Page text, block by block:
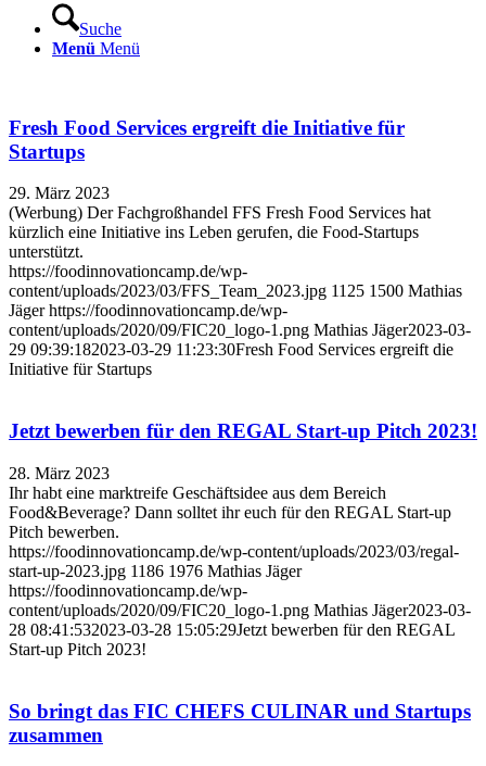
Suche
Menü Menü
Fresh Food Services ergreift die Initiative für
Startups
29. März 2023
(Werbung) Der Fachgroßhandel FFS Fresh Food Services hat
kürzlich eine Initiative ins Leben gerufen, die Food-Startups
unterstützt.
https://foodinnovationcamp.de/wp-
content/uploads/2023/03/FFS_Team_2023.jpg 1125 1500 Mathias
Jäger https://foodinnovationcamp.de/wp-
content/uploads/2020/09/FIC20_logo-1.png Mathias Jäger2023-03-
29 09:39:182023-03-29 11:23:30Fresh Food Services ergreift die
Initiative für Startups
Jetzt bewerben für den REGAL Start-up Pitch 2023!
28. März 2023
Ihr habt eine marktreife Geschäftsidee aus dem Bereich
Food&Beverage? Dann solltet ihr euch für den REGAL Start-up
Pitch bewerben.
https://foodinnovationcamp.de/wp-content/uploads/2023/03/regal-
start-up-2023.jpg 1186 1976 Mathias Jäger
https://foodinnovationcamp.de/wp-
content/uploads/2020/09/FIC20_logo-1.png Mathias Jäger2023-03-
28 08:41:532023-03-28 15:05:29Jetzt bewerben für den REGAL
Start-up Pitch 2023!
So bringt das FIC CHEFS CULINAR und Startups
zusammen